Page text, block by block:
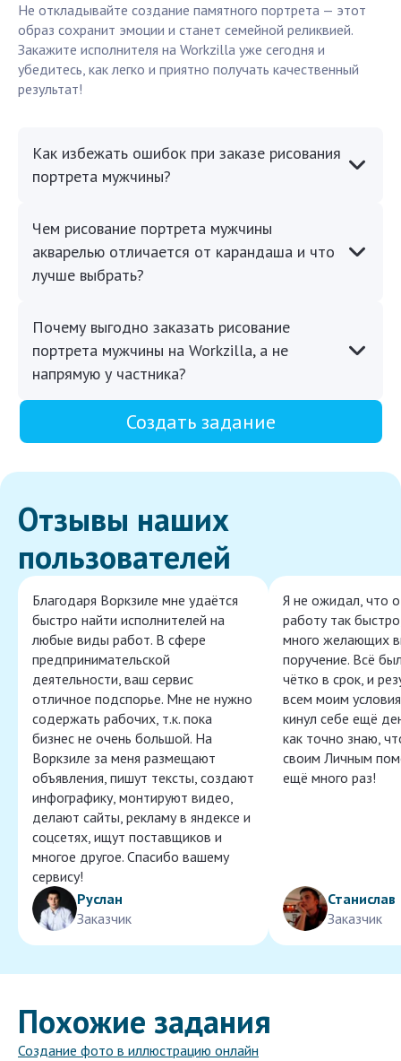
Не откладывайте создание памятного портрета — этот
образ сохранит эмоции и станет семейной реликвией.
Закажите исполнителя на Workzilla уже сегодня и
убедитесь, как легко и приятно получать качественный
результат!
Как избежать ошибок при заказе рисования
портрета мужчины?
Чем рисование портрета мужчины
акварелью отличается от карандаша и что
лучше выбрать?
Почему выгодно заказать рисование
портрета мужчины на Workzilla, а не
напрямую у частника?
Создать задание
Отзывы наших
пользователей
Благодаря Воркзиле мне удаётся
быстро найти исполнителей на
любые виды работ. В сфере
предпринимательской
деятельности, ваш сервис
отличное подспорье. Мне не нужно
содержать рабочих, т.к. пока
бизнес не очень большой. На
Воркзиле за меня размещают
объявления, пишут тексты, создают
инфографику, монтируют видео,
делают сайты, рекламу в яндексе и
соцсетях, ищут поставщиков и
многое другое. Спасибо вашему
сервису!
Руслан
Заказчик
Я не ожидал, что
работу так
много желающих
поручение. Всё
чётко в срок, и
всем моим
кинул себе ещё
как точно знаю,
своим Личным
ещё много раз!
Станислав
Заказчик
Похожие задания
Создание фото в иллюстрацию онлайн